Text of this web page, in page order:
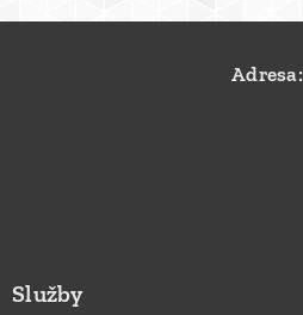
Adresa:
Služby